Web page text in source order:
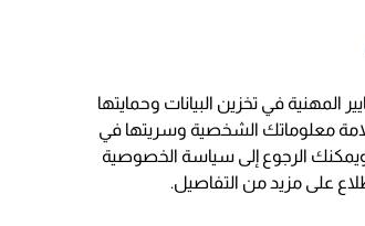
المهنية في تخزين البيانات وحمايتها
معلوماتك الشخصية وسريتها في
الرجوع إلى سياسة الخصوصية
على مزيد من التفاصيل.